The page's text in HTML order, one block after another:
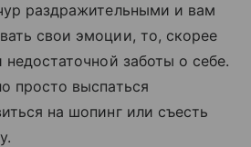
раздражительными и вам
свои эмоции, то, скорее
недостаточной заботы о себе.
просто выспаться
на шопинг или съесть